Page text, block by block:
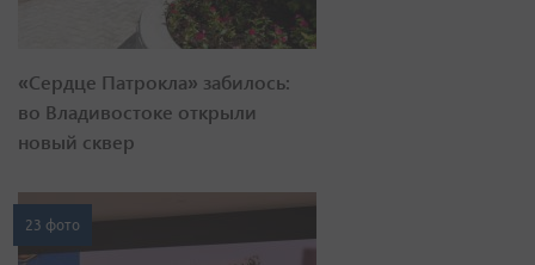
«Сердце Патрокла» забилось:
во Владивостоке открыли
новый сквер
23 фото